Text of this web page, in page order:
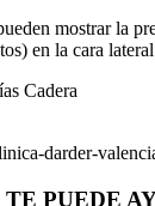
mostrar la
en la cara
Cadera
PUEDE